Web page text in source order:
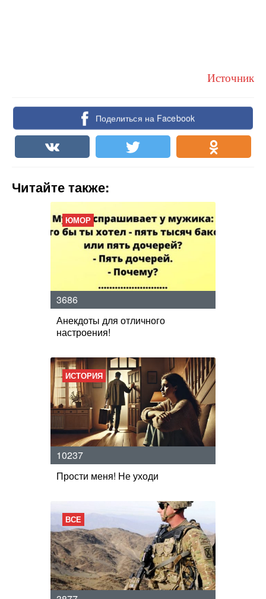
Источник
Поделиться на Facebook
Читайте также:
ЮМОР
3686
Анекдоты для отличного
настроения!
ИСТОРИЯ
10237
Прости меня! Не уходи
ВСЕ